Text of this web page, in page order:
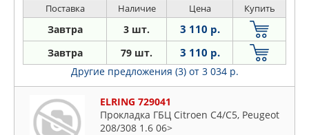
C5 III 1.6 09>, DS3 1.6 10-15, DS4 1.6 11-
15, MINI Mini(R56) Cooper 1.6 06-13,
Clubman(R55)
Поставка Наличие Цена Купить
Завтра 3 шт. 3 110 р.
Завтра 79 шт. 3 110 р.
Другие предложения (3) от 3 034 р.
ELRING 729041
Прокладка ГБЦ Citroen C4/C5, Peugeot
208/308 1.6 06>